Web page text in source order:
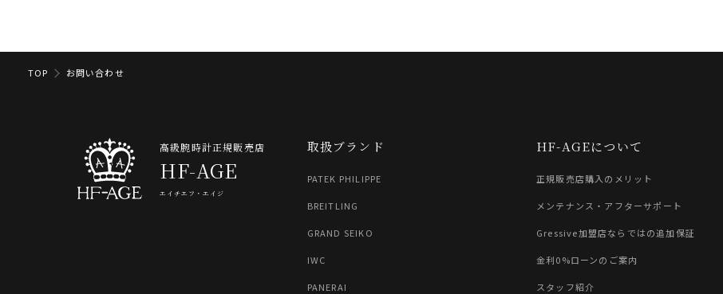
TOP お問い合わせ
高級腕時計正規販売店
HF-AGE
エイチエフ・エイジ
取扱ブランド
PATEK PHILIPPE
BREITLING
GRAND SEIKO
IWC
PANERAI
HF-AGEについて
正規販売店購入のメリット
メンテナンス・アフターサポート
Gressive加盟店ならではの追加保証
金利0%ローンのご案内
スタッフ紹介